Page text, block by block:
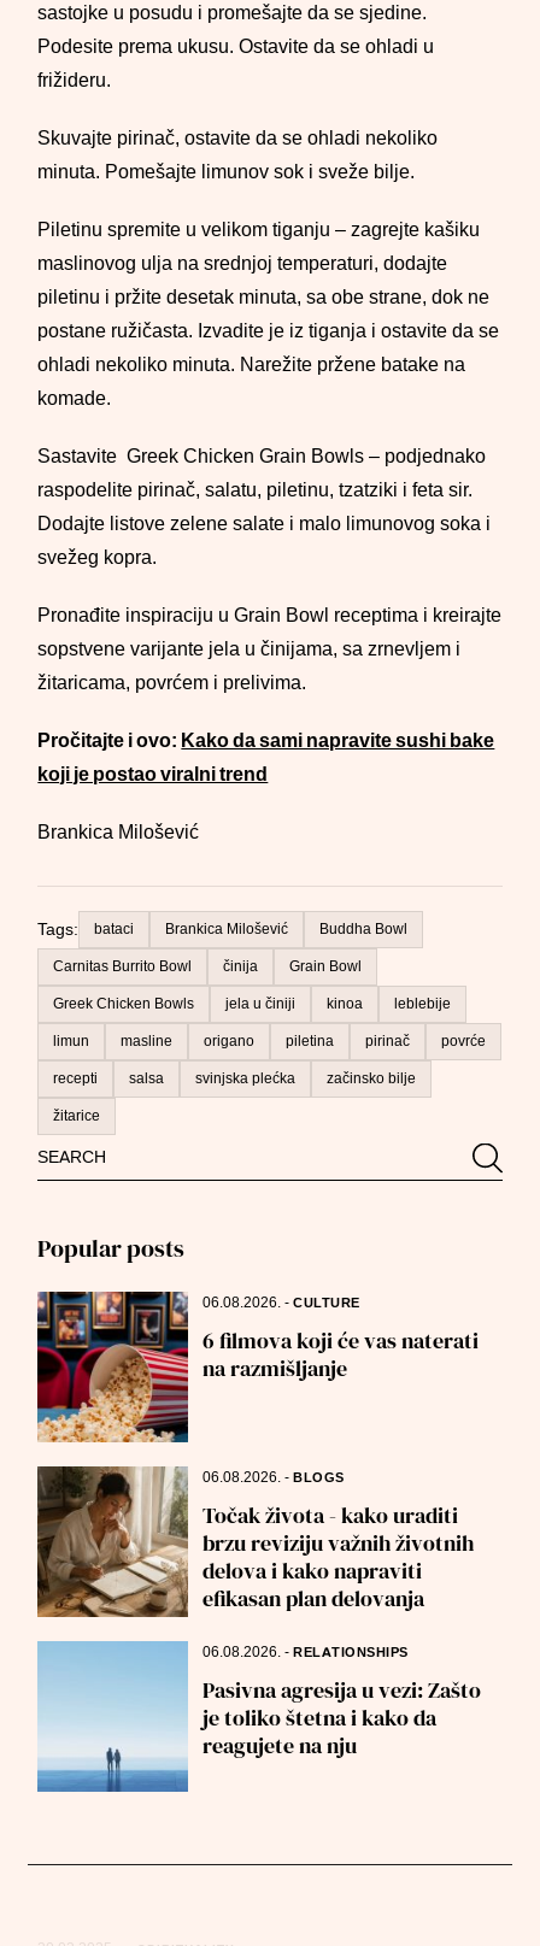
Search
for:
Popular posts
06.08.2026.-CULTURE
6 filmova koji će vas naterati
na razmišljanje
06.08.2026.-BLOGS
Točak života - kako uraditi
brzu reviziju važnih životnih
delova i kako napraviti
efikasan plan delovanja
06.08.2026.-RELATIONSHIPS
Pasivna agresija u vezi: Zašto
je toliko štetna i kako da
reagujete na nju
sastojke u posudu i promešajte da se sjedine.
Podesite prema ukusu. Ostavite da se ohladi u
frižideru.
Skuvajte pirinač, ostavite da se ohladi nekoliko
minuta. Pomešajte limunov sok i sveže bilje.
Piletinu spremite u velikom tiganju – zagrejte kašiku
maslinovog ulja na srednjoj temperaturi, dodajte
piletinu i pržite desetak minuta, sa obe strane, dok ne
postane ružičasta. Izvadite je iz tiganja i ostavite da se
ohladi nekoliko minuta. Narežite pržene batake na
komade.
Sastavite Greek Chicken Grain Bowls – podjednako
raspodelite pirinač, salatu, piletinu, tzatziki i feta sir.
Dodajte listove zelene salate i malo limunovog soka i
svežeg kopra.
Pronađite inspiraciju u Grain Bowl receptima i kreirajte
sopstvene varijante jela u činijama, sa zrnevljem i
žitaricama, povrćem i prelivima.
Pročitajte i ovo: Kako da sami napravite sushi bake
koji je postao viralni trend
Brankica Milošević
Tags: bataci Brankica Milošević Buddha Bowl
Carnitas Burrito Bowl činija Grain Bowl
Greek Chicken Bowls jela u činiji kinoa leblebije
limun masline origano piletina pirinač povrće
recepti salsa svinjska plećka začinsko bilje
žitarice